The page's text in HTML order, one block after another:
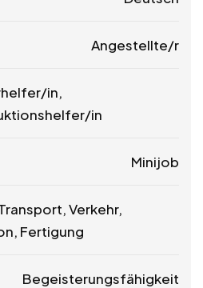
Angestellte/r
in,
in
Minijob
Verkehr,
Fertigung
Begeisterungsfähigkeit